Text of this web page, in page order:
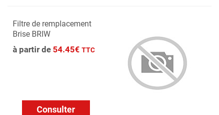
Filtre de remplacement
Brise BRIW
à partir de 54.45€ TTC
Consulter